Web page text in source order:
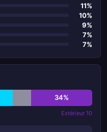
11%
10%
9%
7%
7%
34%
Extérieur 10